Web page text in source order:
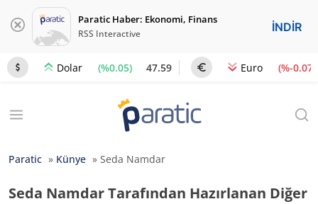
Paratic Haber: Ekonomi, Finans
RSS Interactive İNDİR
Dolar (%0.05) 47.59 Euro (%-0.07)
Paratic » Künye » Seda Namdar
Seda Namdar Tarafından Hazırlanan Diğer